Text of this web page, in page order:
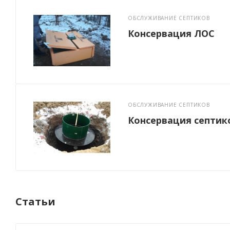
ОБСЛУЖИВАНИЕ СЕПТИКОВ
Консервация ЛОС
ОБСЛУЖИВАНИЕ СЕПТИКОВ
Консервация
Статьи